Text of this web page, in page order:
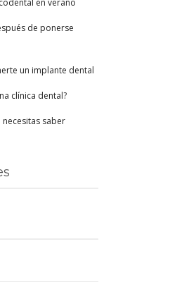
en verano
de ponerse
un implante dental
clínica dental?
saber